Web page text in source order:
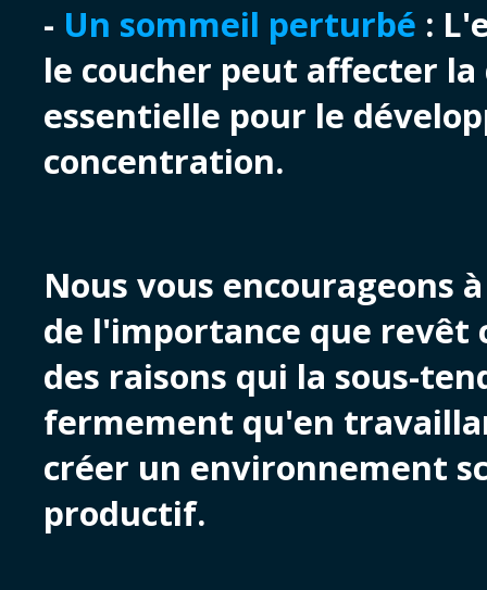
- Un sommeil perturbé :
le coucher peut affecter
essentielle pour le
concentration.
Nous vous encourageons
de l'importance que
des raisons qui la sous-
fermement qu'en
créer un environnement
productif.